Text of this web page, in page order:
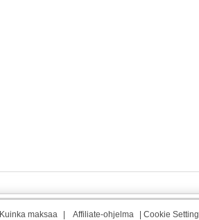
Kuinka maksaa Affiliate-ohjelma Cookie Setting